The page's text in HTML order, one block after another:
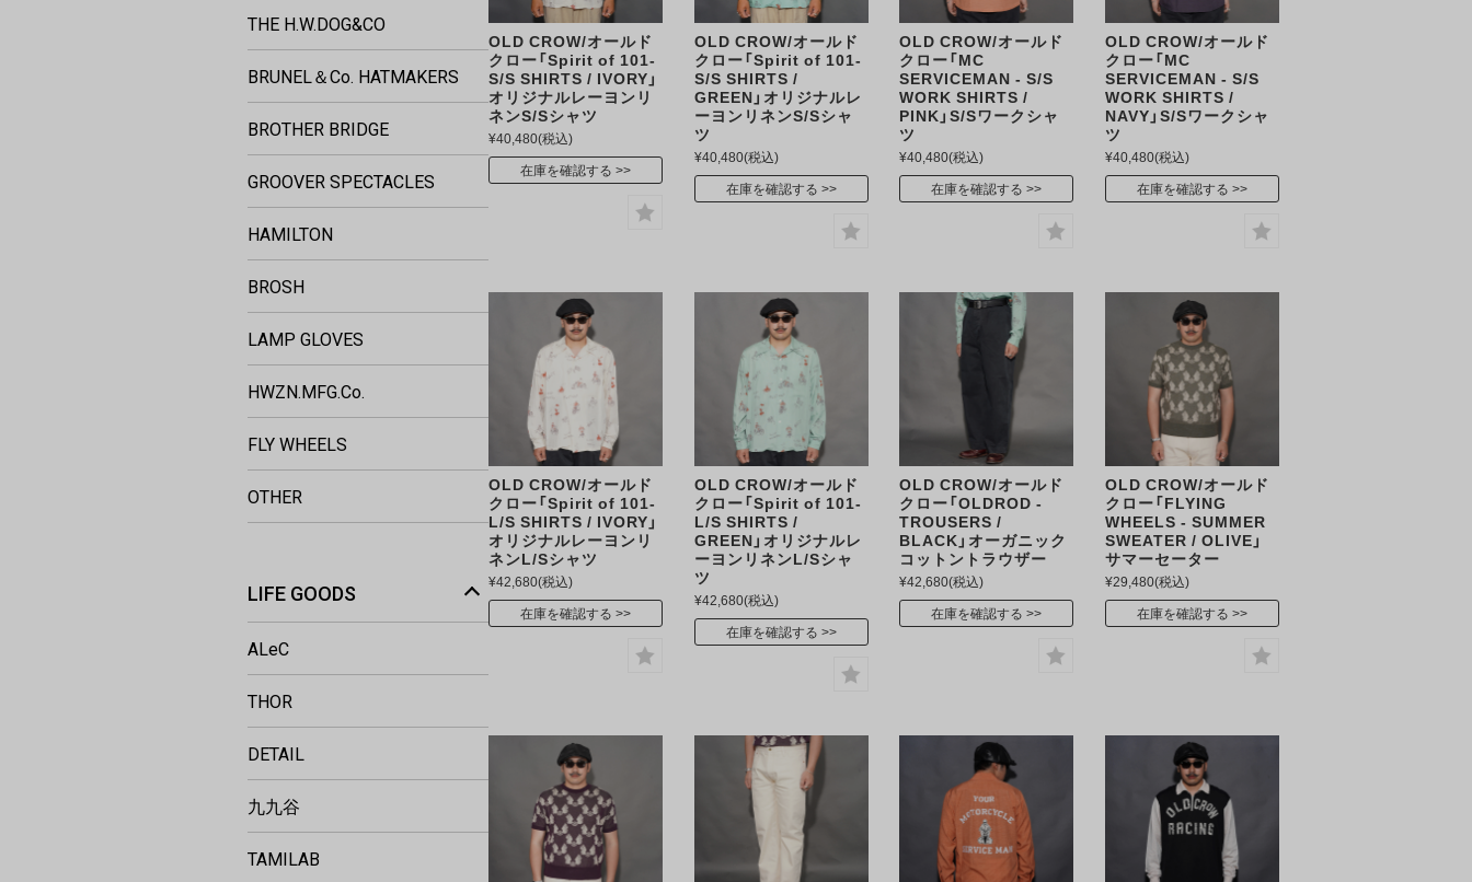
OLD CROW/オールド
クロー「Spirit of 101-
S/S SHIRTS / IVORY」
オリジナルレーヨンリ
ネンS/Sシャツ
¥40,480(税込)
在庫を確認する
OLD CROW/オールド
クロー「Spirit of 101-
S/S SHIRTS /
GREEN」オリジナルレ
ーヨンリネンS/Sシャ
ツ
¥40,480(税込)
在庫を確認する
OLD CROW/オールド
クロー「MC
SERVICEMAN - S/S
WORK SHIRTS /
PINK」S/Sワークシャ
ツ
¥40,480(税込)
在庫を確認する
OLD CROW/オールド
クロー「MC
SERVICEMAN - S/S
WORK SHIRTS /
NAVY」S/Sワークシャ
ツ
¥40,480(税込)
在庫を確認する
OLD CROW/オールド
クロー「Spirit of 101-
L/S SHIRTS / IVORY」
オリジナルレーヨンリ
ネンL/Sシャツ
¥42,680(税込)
在庫を確認する
OLD CROW/オールド
クロー「Spirit of 101-
L/S SHIRTS /
GREEN」オリジナルレ
ーヨンリネンL/Sシャ
ツ
¥42,680(税込)
在庫を確認する
OLD CROW/オールド
クロー「OLDROD -
TROUSERS /
BLACK」オーガニック
コットントラウザー
¥42,680(税込)
在庫を確認する
OLD CROW/オールド
クロー「FLYING
WHEELS - SUMMER
SWEATER / OLIVE」
サマーセーター
¥29,480(税込)
在庫を確認する
THE H.W.DOG&CO
BRUNEL＆Co. HATMAKERS
BROTHER BRIDGE
GROOVER SPECTACLES
HAMILTON
BROSH
LAMP GLOVES
HWZN.MFG.Co.
FLY WHEELS
OTHER
LIFE GOODS
ALeC
THOR
DETAIL
九九谷
TAMILAB